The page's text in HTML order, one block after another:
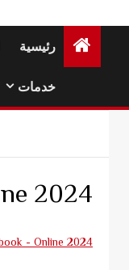
رئيسية
خدمات
2024 Notebook – Online
2024 Notebook - Online